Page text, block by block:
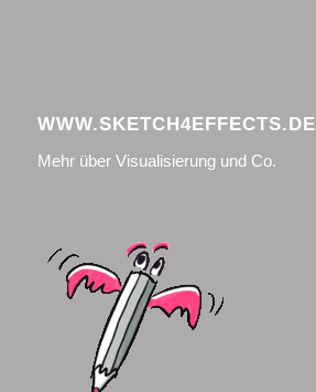
WWW.SKETCH4EFFECTS.DE
Mehr über Visualisierung und Co.